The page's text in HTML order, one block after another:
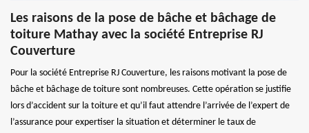
Les raisons de la pose de bâche et bâchage de
toiture Mathay avec la société Entreprise RJ
Couverture
Pour la société Entreprise RJ Couverture, les raisons motivant la pose de
bâche et bâchage de toiture sont nombreuses. Cette opération se justifie
lors d’accident sur la toiture et qu’il faut attendre l’arrivée de l’expert de
l’assurance pour expertiser la situation et déterminer le taux de